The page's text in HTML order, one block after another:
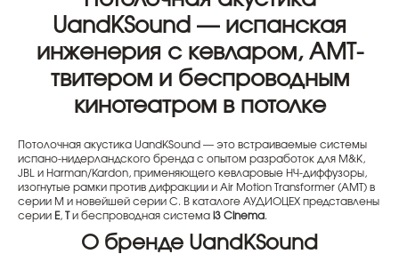
UandKSound — испанская
инженерия с кевларом, AMT-
твитером и беспроводным
кинотеатром в потолке
Потолочная акустика UandKSound — это встраиваемые системы
испано-нидерландского бренда с опытом разработок для M&K,
JBL и Harman/Kardon, применяющего кевларовые НЧ-диффузоры,
изогнутые рамки против дифракции и Air Motion Transformer (AMT) в
серии M и новейшей серии C. В каталоге АУДИОЦЕХ представлены
серии E, Tи беспроводная система i3 Cinema.
О бренде UandKSound